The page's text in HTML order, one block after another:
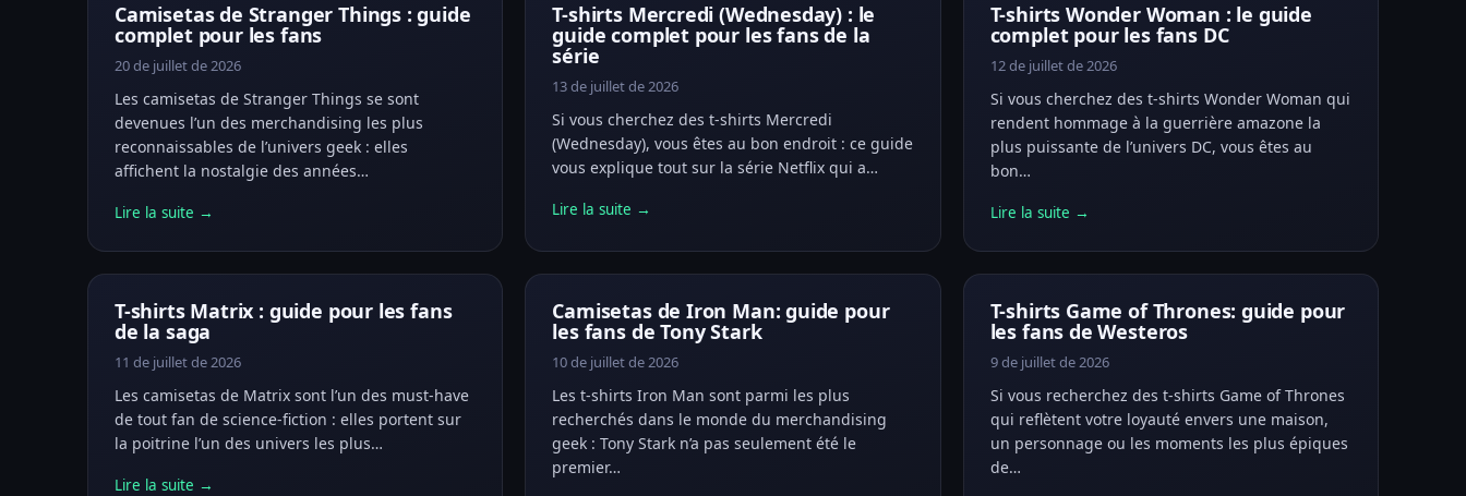
Camisetas de Stranger Things : guide
complet pour les fans
20 de juillet de 2026
Les camisetas de Stranger Things se sont
devenues l’un des merchandising les plus
reconnaissables de l’univers geek : elles
affichent la nostalgie des années…
Lire la suite →
T-shirts Mercredi (Wednesday) : le
guide complet pour les fans de la
série
13 de juillet de 2026
Si vous cherchez des t-shirts Mercredi
(Wednesday), vous êtes au bon endroit : ce guide
vous explique tout sur la série Netflix qui a…
Lire la suite →
T-shirts Wonder Woman : le guide
complet pour les fans DC
12 de juillet de 2026
Si vous cherchez des t-shirts Wonder Woman qui
rendent hommage à la guerrière amazone la
plus puissante de l’univers DC, vous êtes au
bon…
Lire la suite →
T-shirts Matrix : guide pour les fans
de la saga
11 de juillet de 2026
Les camisetas de Matrix sont l’un des must-have
de tout fan de science-fiction : elles portent sur
la poitrine l’un des univers les plus…
Lire la suite →
Camisetas de Iron Man: guide pour
les fans de Tony Stark
10 de juillet de 2026
Les t-shirts Iron Man sont parmi les plus
recherchés dans le monde du merchandising
geek : Tony Stark n’a pas seulement été le
premier…
T-shirts Game of Thrones: guide pour
les fans de Westeros
9 de juillet de 2026
Si vous recherchez des t-shirts Game of Thrones
qui reflètent votre loyauté envers une maison,
un personnage ou les moments les plus épiques
de…